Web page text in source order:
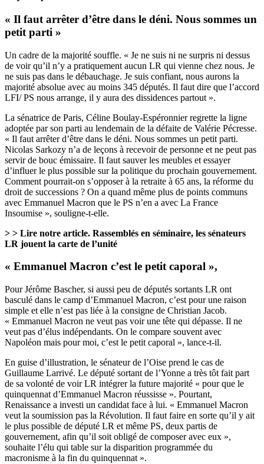
« Il faut arrêter d’être dans le déni. Nous sommes un
petit parti »
Un cadre de la majorité souffle. « Je ne suis ni ne surpris ni dessus
de voir qu’il n’y a pratiquement aucun LR qui vienne chez nous. Je
ne suis pas dans le débauchage. Je suis confiant, nous aurons la
majorité absolue avec au moins 345 députés. Il faut dire que l’accord
LFI/ PS nous arrange, il y aura des dissidences partout ».
La sénatrice de Paris, Céline Boulay-Espéronnier regrette la ligne
adoptée par son parti au lendemain de la défaite de Valérie Pécresse.
« Il faut arrêter d’être dans le déni. Nous sommes un petit parti.
Nicolas Sarkozy n’a de leçons à recevoir de personne et ne peut pas
servir de bouc émissaire. Il faut sauver les meubles et essayer
d’influer le plus possible sur la politique du prochain gouvernement.
Comment pourrait-on s’opposer à la retraite à 65 ans, la réforme du
droit de successions ? On a quand même plus de points communs
avec Emmanuel Macron que le PS n’en a avec La France
Insoumise », souligne-t-elle.
> > Lire notre article. Rassemblés en séminaire, les sénateurs
LR jouent la carte de l’unité
« Emmanuel Macron c’est le petit caporal »,
Pour Jérôme Bascher, si aussi peu de députés sortants LR ont
basculé dans le camp d’Emmanuel Macron, c’est pour une raison
simple et elle n’est pas liée à la consigne de Christian Jacob.
« Emmanuel Macron ne veut pas voir une tête qui dépasse. Il ne
veut pas d’élus indépendants. On le compare souvent avec
Napoléon mais pour moi, c’est le petit caporal », lance-t-il.
En guise d’illustration, le sénateur de l’Oise prend le cas de
Guillaume Larrivé. Le député sortant de l’Yonne a très tôt fait part
de sa volonté de voir LR intégrer la future majorité « pour que le
quinquennat d’Emmanuel Macron réussisse ». Pourtant,
Renaissance a investi un candidat face à lui. « Emmanuel Macron
veut la soumission pas la Révolution. Il faut faire en sorte qu’il y ait
le plus possible de député LR et même PS, deux partis de
gouvernement, afin qu’il soit obligé de composer avec eux »,
souhaite l’élu qui table sur la disparition programmée du
macronisme à la fin du quinquennat ».